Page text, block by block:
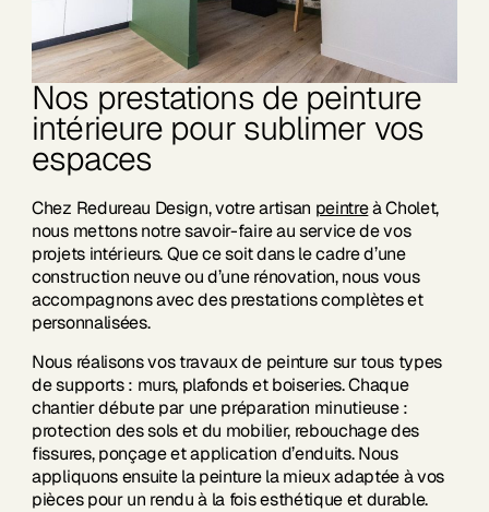
Nos prestations de peinture
intérieure pour sublimer vos
espaces
Chez Redureau Design, votre artisan peintreà Cholet,
nous mettons notre savoir-faire au service de vos
projets intérieurs. Que ce soit dans le cadre d’une
construction neuve ou d’une rénovation, nous vous
accompagnons avec des prestations complètes et
personnalisées.
Nous réalisons vos travaux de peinture sur tous types
de supports : murs, plafonds et boiseries. Chaque
chantier débute par une préparation minutieuse :
protection des sols et du mobilier, rebouchage des
fissures, ponçage et application d’enduits. Nous
appliquons ensuite la peinture la mieux adaptée à vos
pièces pour un rendu à la fois esthétique et durable.